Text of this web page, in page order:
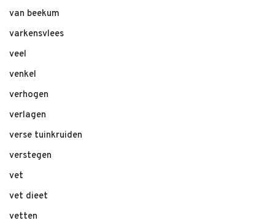
van beekum
varkensvlees
veel
venkel
verhogen
verlagen
verse tuinkruiden
verstegen
vet
vet dieet
vetten